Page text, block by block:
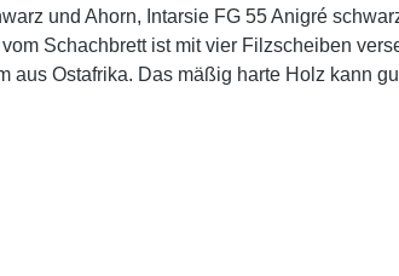
und Ahorn, Intarsie FG 55 Anigré
versehen. Turniergröße Feldgröße: 55 x 55 mm Brettgröße: 55 x 55 cm